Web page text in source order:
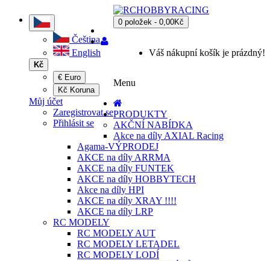
Čeština
English
Kč
€ Euro
Kč Koruna
Můj účet
Zaregistrovat se
Přihlásit se
0 položek - 0,00Kč
Váš nákupní košík je prázdný!
Menu
PRODUKTY
AKČNÍ NABÍDKA
Akce na díly AXIAL Racing
Agama-VÝPRODEJ
AKCE na díly ARRMA
AKCE na díly FUNTEK
AKCE na díly HOBBYTECH
Akce na díly HPI
AKCE na díly XRAY !!!!
AKCE na díly LRP
RC MODELY
RC MODELY AUT
RC MODELY LETADEL
RC MODELY LODÍ